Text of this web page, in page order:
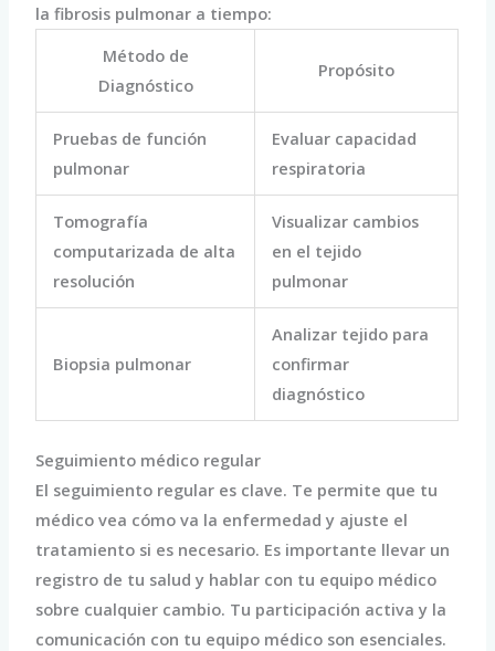
la fibrosis pulmonar a tiempo:
Método de
Diagnóstico
Propósito
Pruebas de función
pulmonar
Evaluar capacidad
respiratoria
Tomografía
computarizada de alta
resolución
Visualizar cambios
en el tejido
pulmonar
Biopsia pulmonar
Analizar tejido para
confirmar
diagnóstico
Seguimiento médico regular
El seguimiento regular es clave. Te permite que tu
médico vea cómo va la enfermedad y ajuste el
tratamiento si es necesario. Es importante llevar un
registro de tu salud y hablar con tu equipo médico
sobre cualquier cambio. Tu participación activa y la
comunicación con tu equipo médico son esenciales.